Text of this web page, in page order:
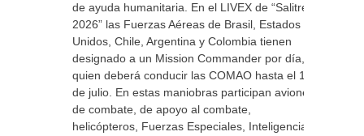
de ayuda humanitaria. En el LIVEX de “Salitre
2026” las Fuerzas Aéreas de Brasil, Estados
Unidos, Chile, Argentina y Colombia tienen
designado a un Mission Commander por día,
quien deberá conducir las COMAO hasta el 10
de julio. En estas maniobras participan aviones
de combate, de apoyo al combate,
helicópteros, Fuerzas Especiales, Inteligencia,